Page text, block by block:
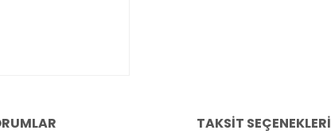
TAKSIT SEÇENEKLERI